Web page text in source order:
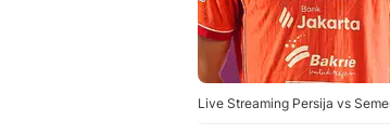
Live Streaming Persija vs